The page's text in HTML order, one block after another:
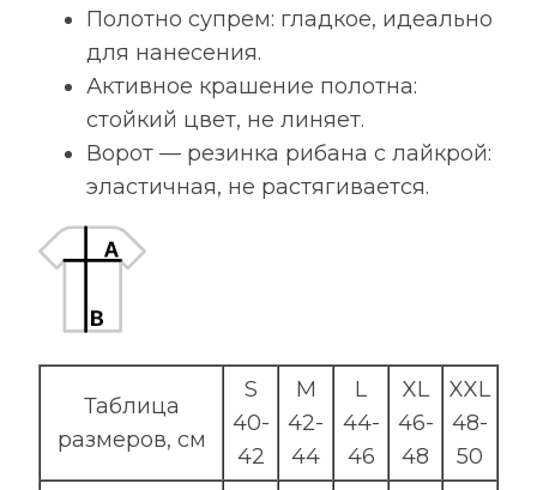
Полотно супрем: гладкое, идеально
для нанесения.
Активное крашение полотна:
стойкий цвет, не линяет.
Ворот — резинка рибана с лайкрой:
эластичная, не растягивается.
Таблица
размеров, см
S
40-
42
M
42-
44
L
44-
46
XL
46-
48
XXL
48-
50